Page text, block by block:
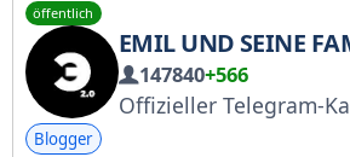
öffentlich
EMIL UND SEINE
147840+566
Offizieller Telegram-Kanal des Bloggers EMIL. Zusammenarbeit: @Lya_kse_nya. Roskomnadzor hat diesen Account in seine Liste der persönlichen Seiten
Blogger